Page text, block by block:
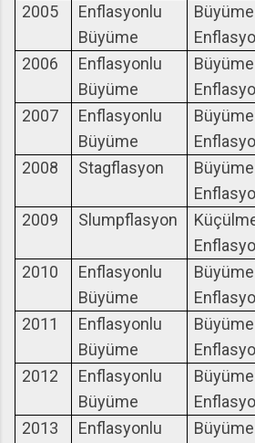
2005
Enflasyonlu
Büyüme
2006
Enflasyonlu
Büyüme
2007
Enflasyonlu
Büyüme
2008
Stagflasyon
2009
Slumpflasyon
2010
Enflasyonlu
Büyüme
2011
Enflasyonlu
Büyüme
2012
Enflasyonlu
Büyüme
2013
Enflasyonlu